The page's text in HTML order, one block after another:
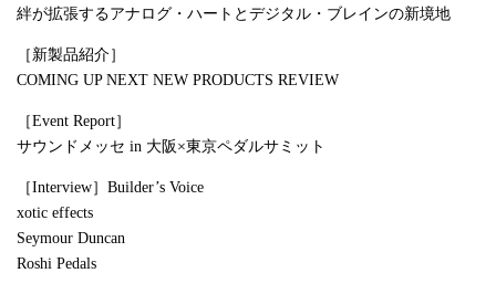
絆が拡張するアナログ・ハートとデジタル・ブレインの新境地
［新製品紹介］
COMING UP NEXT NEW PRODUCTS REVIEW
［Event Report］
サウンドメッセ in 大阪×東京ペダルサミット
［Interview］Builder’s Voice
xotic effects
Seymour Duncan
Roshi Pedals